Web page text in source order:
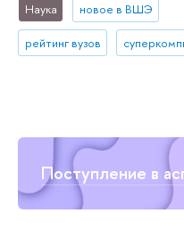
Поступление в
Наука новое в ВШЭ
рейтинг вузов